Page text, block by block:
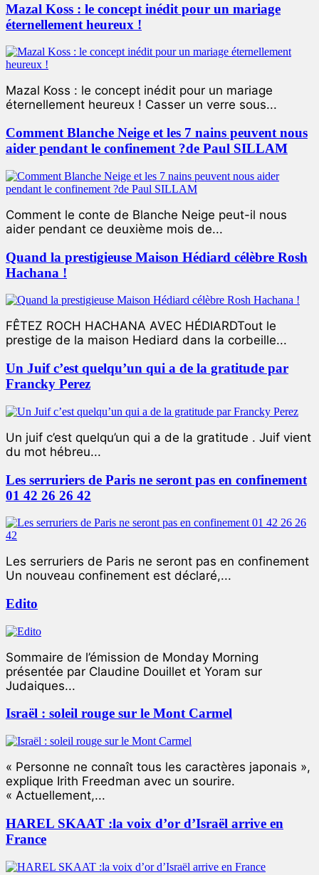
Mazal Koss : le concept inédit pour un mariage
éternellement heureux !
Mazal Koss : le concept inédit pour un mariage
éternellement heureux ! Casser un verre sous...
Comment Blanche Neige et les 7 nains peuvent nous
aider pendant le confinement ?de Paul SILLAM
Comment le conte de Blanche Neige peut-il nous
aider pendant ce deuxième mois de...
Quand la prestigieuse Maison Hédiard célèbre Rosh
Hachana !
FÊTEZ ROCH HACHANA AVEC HÉDIARDTout le
prestige de la maison Hediard dans la corbeille...
Un Juif c’est quelqu’un qui a de la gratitude par
Francky Perez
Un juif c’est quelqu’un qui a de la gratitude . Juif vient
du mot hébreu...
Les serruriers de Paris ne seront pas en confinement
01 42 26 26 42
Les serruriers de Paris ne seront pas en confinement
Un nouveau confinement est déclaré,...
Edito
Sommaire de l’émission de Monday Morning
présentée par Claudine Douillet et Yoram sur
Judaiques...
Israël : soleil rouge sur le Mont Carmel
« Personne ne connaît tous les caractères japonais »,
explique Irith Freedman avec un sourire.
« Actuellement,...
HAREL SKAAT :la voix d’or d’Israël arrive en
France